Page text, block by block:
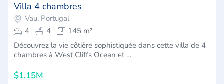
Villa 4 chambres
Vau, Portugal
4
4
145 m²
Découvrez la vie côtière sophistiquée dans cette villa de 4
chambres à West Cliffs Ocean et …
$1,15M